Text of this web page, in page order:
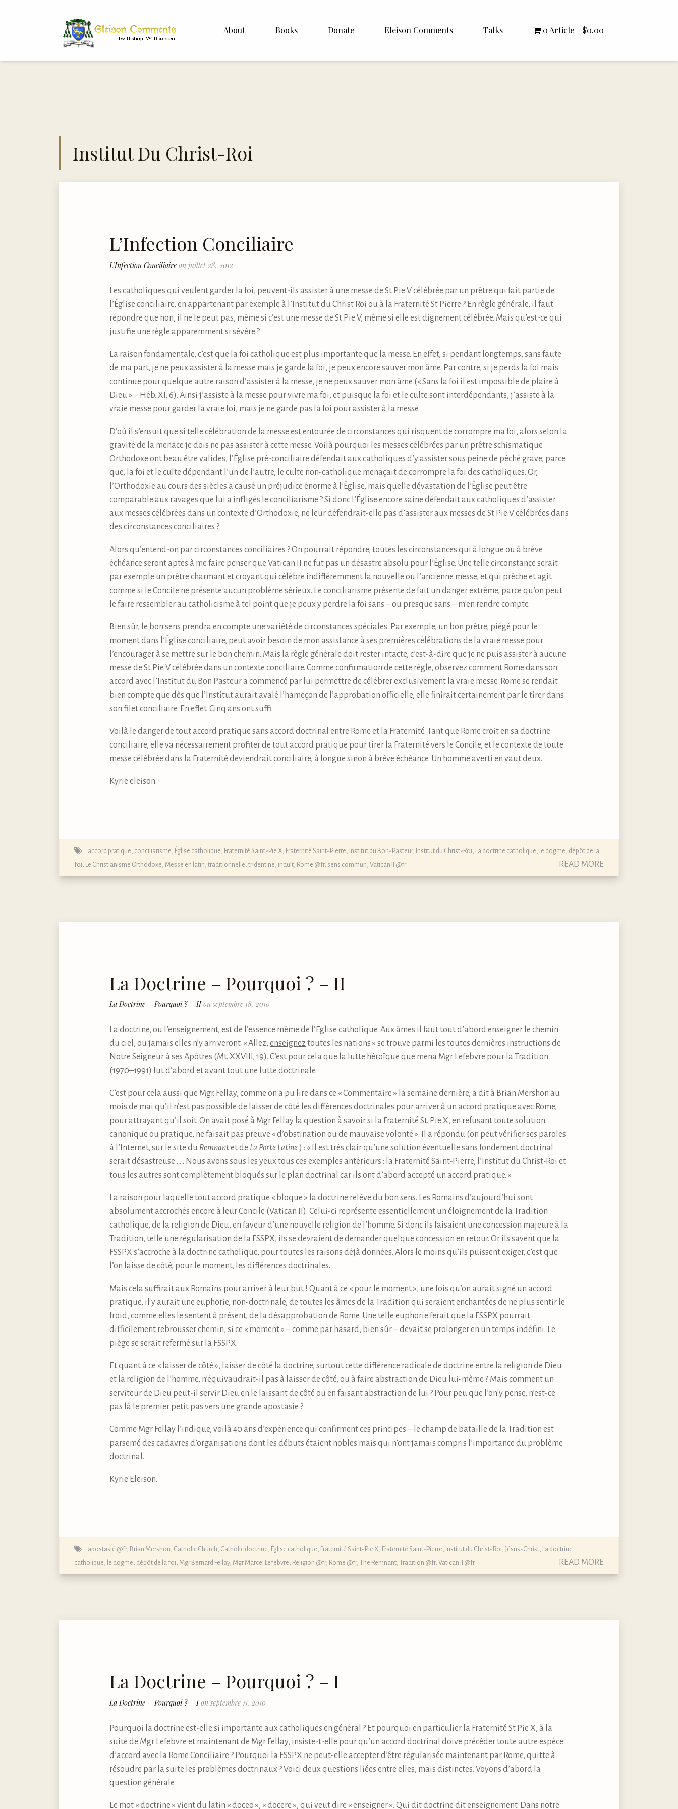
About Books Donate Eleison Comments
Italiano
Talks
Rector Letters
0 Article $0.00
Institut Du Christ-Roi
L’Infection Conciliaire
L’Infection Conciliaire on juillet 28, 2012
Les catholiques qui veulent garder la foi, peuvent-ils assister à une messe de St Pie V célébrée par un prêtre qui fait partie de
l’Église conciliaire, en appartenant par exemple à l’Institut du Christ Roi ou à la Fraternité St Pierre ? En règle générale, il faut
répondre que non, il ne le peut pas, même si c’est une messe de St Pie V, même si elle est dignement célébrée. Mais qu’est-ce qui
justifie une règle apparemment si sévère ?
La raison fondamentale, c’est que la foi catholique est plus importante que la messe. En effet, si pendant longtemps, sans faute
de ma part, je ne peux assister à la messe mais je garde la foi, je peux encore sauver mon âme. Par contre, si je perds la foi mais
continue pour quelque autre raison d’assister à la messe, je ne peux sauver mon âme (« Sans la foi il est impossible de plaire à
Dieu » – Héb. XI, 6). Ainsi j’assiste à la messe pour vivre ma foi, et puisque la foi et le culte sont interdépendants, j’assiste à la
vraie messe pour garder la vraie foi, mais je ne garde pas la foi pour assister à la messe.
D’où il s’ensuit que si telle célébration de la messe est entourée de circonstances qui risquent de corrompre ma foi, alors selon la
gravité de la menace je dois ne pas assister à cette messe. Voilà pourquoi les messes célébrées par un prêtre schismatique
Orthodoxe ont beau être valides, l’Église pré-conciliaire défendait aux catholiques d’y assister sous peine de péché grave, parce
que, la foi et le culte dépendant l’un de l’autre, le culte non-catholique menaçait de corrompre la foi des catholiques. Or,
l’Orthodoxie au cours des siècles a causé un préjudice énorme à l’Église, mais quelle dévastation de l’Église peut être
comparable aux ravages que lui a infligés le conciliarisme ? Si donc l’Église encore saine défendait aux catholiques d’assister
aux messes célébrées dans un contexte d’Orthodoxie, ne leur défendrait-elle pas d’assister aux messes de St Pie V célébrées dans
des circonstances conciliaires ?
Alors qu’entend-on par circonstances conciliaires ? On pourrait répondre, toutes les circonstances qui à longue ou à brève
échéance seront aptes à me faire penser que Vatican II ne fut pas un désastre absolu pour l’Église. Une telle circonstance serait
par exemple un prêtre charmant et croyant qui célèbre indifféremment la nouvelle ou l’ancienne messe, et qui prêche et agit
comme si le Concile ne présente aucun problème sérieux. Le conciliarisme présente de fait un danger extrême, parce qu’on peut
le faire ressembler au catholicisme à tel point que je peux y perdre la foi sans – ou presque sans – m’en rendre compte.
Bien sûr, le bon sens prendra en compte une variété de circonstances spéciales. Par exemple, un bon prêtre, piégé pour le
moment dans l’Église conciliaire, peut avoir besoin de mon assistance à ses premières célébrations de la vraie messe pour
l’encourager à se mettre sur le bon chemin. Mais la règle générale doit rester intacte, c’est-à-dire que je ne puis assister à aucune
messe de St Pie V célébrée dans un contexte conciliaire. Comme confirmation de cette règle, observez comment Rome dans son
accord avec l’Institut du Bon Pasteur a commencé par lui permettre de célébrer exclusivement la vraie messe. Rome se rendait
bien compte que dès que l’Institut aurait avalé l’hameçon de l’approbation officielle, elle finirait certainement par le tirer dans
son filet conciliaire. En effet. Cinq ans ont suffi.
Voilà le danger de tout accord pratique sans accord doctrinal entre Rome et la Fraternité. Tant que Rome croit en sa doctrine
conciliaire, elle va nécessairement profiter de tout accord pratique pour tirer la Fraternité vers le Concile, et le contexte de toute
messe célébrée dans la Fraternité deviendrait conciliaire, à longue sinon à brève échéance. Un homme averti en vaut deux.
Kyrie eleison.
accord pratique conciliarisme Église catholique Fraternité Saint-Pie X Fraternité Saint-Pierre Institut du Bon-Pasteur, Institut du Christ-Roi La doctrine catholique, le dogme, dépôt de la
foi Le Christianisme Orthodoxe Messe en latin, traditionnelle, tridentine, indult Rome @fr, sens commun Vatican II @fr READ MORE
La Doctrine – Pourquoi ? – II
La Doctrine – Pourquoi ? – IIon septembre 18, 2010
La doctrine, ou l’enseignement, est de l’essence même de l’Eglise catholique. Aux âmes il faut tout d’abordenseigner le chemin
du ciel, ou jamais elles n’y arriveront. « Allez, enseignez toutes les nations » se trouve parmi les toutes dernières instructions de
Notre Seigneur à ses Apôtres (Mt. XXVIII, 19). C’est pour cela que la lutte héroïque que mena Mgr Lefebvre pour la Tradition
(1970–1991) fut d’abord et avant tout une lutte doctrinale.
C’est pour cela aussi que Mgr. Fellay, comme on a pu lire dans ce « Commentaire » la semaine dernière, a dit à Brian Mershon au
mois de mai qu’il n’est pas possible de laisser de côté les différences doctrinales pour arriver à un accord pratique avec Rome,
pour attrayant qu’il soit. On avait posé à Mgr Fellay la question à savoir si la Fraternité St. Pie X, en refusant toute solution
canonique ou pratique, ne faisait pas preuve « d’obstination ou de mauvaise volonté ». Il a répondu (on peut vérifier ses paroles
à l’Internet, sur le site du Remnantet de La Porte Latine) : « Il est très clair qu’une solution éventuelle sans fondement doctrinal
serait désastreuse . . . Nous avons sous les yeux tous ces exemples antérieurs : la Fraternité Saint-Pierre, l’Institut du Christ-Roi et
tous les autres sont complètement bloqués sur le plan doctrinal car ils ont d’abord accepté un accord pratique. »
La raison pour laquelle tout accord pratique « bloque » la doctrine relève du bon sens. Les Romains d’aujourd’hui sont
absolument accrochés encore à leur Concile (Vatican II). Celui-ci représente essentiellement un éloignement de la Tradition
catholique, de la religion de Dieu, en faveur d’une nouvelle religion de l’homme. Si donc ils faisaient une concession majeure à la
Tradition, telle une régularisation de la FSSPX, ils se devraient de demander quelque concession en retour. Or ils savent que la
FSSPX s’accroche à la doctrine catholique, pour toutes les raisons déjà données. Alors le moins qu’ils puissent exiger, c’est que
l’on laisse de côté, pour le moment, les différences doctrinales.
Mais cela suffirait aux Romains pour arriver à leur but ! Quant à ce « pour le moment », une fois qu’on aurait signé un accord
pratique, il y aurait une euphorie, non-doctrinale, de toutes les âmes de la Tradition qui seraient enchantées de ne plus sentir le
froid, comme elles le sentent à présent, de la désapprobation de Rome. Une telle euphorie ferait que la FSSPX pourrait
difficilement rebrousser chemin, si ce « moment » – comme par hasard, bien sûr – devait se prolonger en un temps indéfini. Le
piège se serait refermé sur la FSSPX.
Et quant à ce « laisser de côté », laisser de côté la doctrine, surtout cette différence radicale de doctrine entre la religion de Dieu
et la religion de l’homme, n’équivaudrait-il pas à laisser de côté, ou à faire abstraction de Dieu lui-même ? Mais comment un
serviteur de Dieu peut-il servir Dieu en le laissant de côté ou en faisant abstraction de lui ? Pour peu que l’on y pense, n’est-ce
pas là le premier petit pas vers une grande apostasie ?
Comme Mgr Fellay l’indique, voilà 40 ans d’expérience qui confirment ces principes – le champ de bataille de la Tradition est
parsemé des cadavres d’organisations dont les débuts étaient nobles mais qui n’ont jamais compris l’importance du problème
doctrinal.
Kyrie Eleison.
apostasie @fr, Brian Mershon, Catholic Church, Catholic doctrine, Église catholique, Fraternité Saint-Pie X, Fraternité Saint-Pierre, Institut du Christ-Roi, Jésus-Christ, La doctrine
catholique, le dogme, dépôt de la foi, Mgr Bernard Fellay, Mgr Marcel Lefebvre, Religion @fr, Rome @fr, The Remnant, Tradition @fr, Vatican II @fr READ MORE
La Doctrine – Pourquoi ? – I
La Doctrine – Pourquoi ? – Ion septembre 11, 2010
Pourquoi la doctrine est-elle si importante aux catholiques en général ? Et pourquoi en particulier la Fraternité St Pie X, à la
suite de Mgr Lefebvre et maintenant de Mgr Fellay, insiste-t-elle pour qu’un accord doctrinal doive précéder toute autre espèce
d’accord avec la Rome Conciliaire ? Pourquoi la FSSPX ne peut-elle accepter d’être régularisée maintenant par Rome, quitte à
résoudre par la suite les problèmes doctrinaux ? Voici deux questions liées entre elles, mais distinctes. Voyons d’abord la
question générale.
Le mot « doctrine » vient du latin « doceo », « docere », qui veut dire « enseigner ». Qui dit doctrine dit enseignement. Dans notre